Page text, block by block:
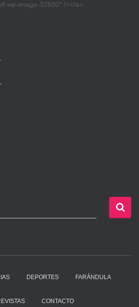
wp-image-32500″ /></a>
DEPORTES FARÁNDULA
CONTACTO